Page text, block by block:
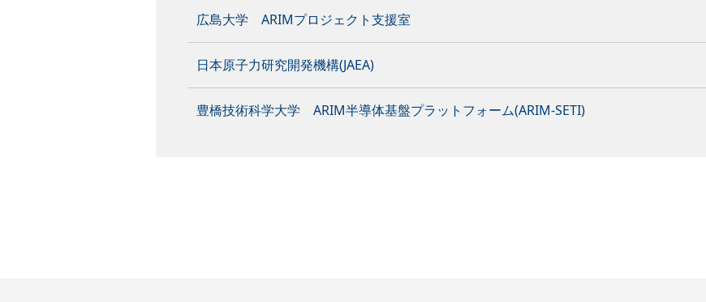
広島大学 ARIMプロジェクト支援室
日本原子力研究開発機構(JAEA)
豊橋技術科学大学 ARIM半導体基盤プラットフォーム(ARIM-SETI)